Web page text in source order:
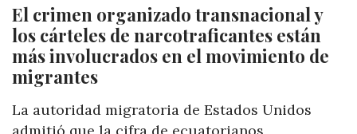
El crimen organizado transnacional y
los cárteles de narcotraficantes están
más involucrados en el movimiento de
migrantes
La autoridad migratoria de Estados Unidos